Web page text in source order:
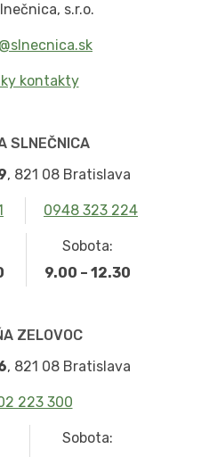
s.r.o.
kontakty
SLNEČNICA
, 821 08 Bratislava
0948 323 224
Sobota:
9.00 – 12.30
ZELOVOC
, 821 08 Bratislava
223 300
Sobota: